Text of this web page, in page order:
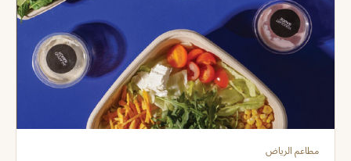
مطاعم الرياض